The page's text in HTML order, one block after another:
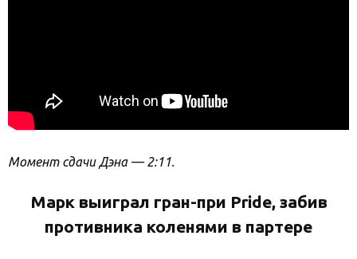
Момент сдачи Дэна — 2:11.
Марк выиграл гран-при Pride, забив
противника коленями в партере